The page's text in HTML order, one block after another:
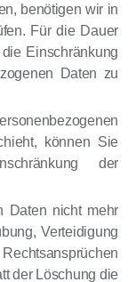
benötigen wir in
Für die Dauer
Einschränkung
Daten zu
können Sie
der
Daten nicht mehr
Verteidigung
der Löschung die